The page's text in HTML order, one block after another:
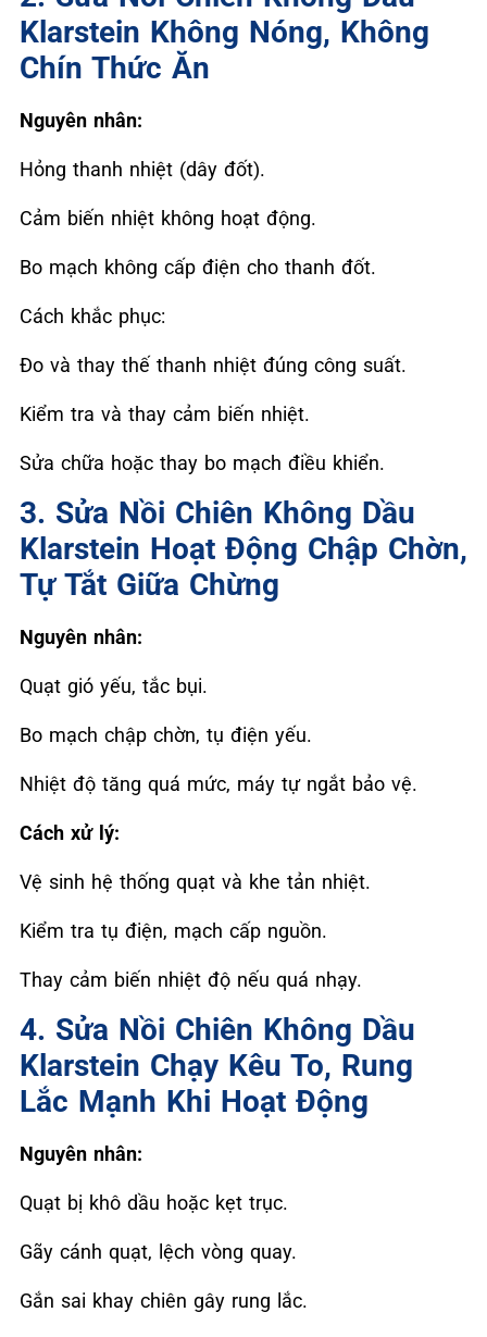
Klarstein Không Nóng, Không
Chín Thức Ăn
Nguyên nhân:
Hỏng thanh nhiệt (dây đốt).
Cảm biến nhiệt không hoạt động.
Bo mạch không cấp điện cho thanh đốt.
Cách khắc phục:
Đo và thay thế thanh nhiệt đúng công suất.
Kiểm tra và thay cảm biến nhiệt.
Sửa chữa hoặc thay bo mạch điều khiển.
3. Sửa Nồi Chiên Không Dầu
Klarstein Hoạt Động Chập Chờn,
Tự Tắt Giữa Chừng
Nguyên nhân:
Quạt gió yếu, tắc bụi.
Bo mạch chập chờn, tụ điện yếu.
Nhiệt độ tăng quá mức, máy tự ngắt bảo vệ.
Cách xử lý:
Vệ sinh hệ thống quạt và khe tản nhiệt.
Kiểm tra tụ điện, mạch cấp nguồn.
Thay cảm biến nhiệt độ nếu quá nhạy.
4. Sửa Nồi Chiên Không Dầu
Klarstein Chạy Kêu To, Rung
Lắc Mạnh Khi Hoạt Động
Nguyên nhân:
Quạt bị khô dầu hoặc kẹt trục.
Gãy cánh quạt, lệch vòng quay.
Gắn sai khay chiên gây rung lắc.